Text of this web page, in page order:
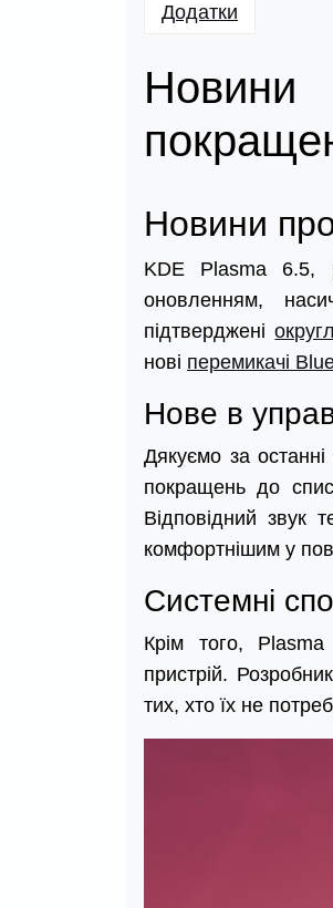
Додатки
Новини
KDE Plasma 6.5,
оновленням,
підтверджені
нові перемикачі
Нове в
Дякуємо за
покращень до
Відповідний звук
комфортнішим у
Системні
Крім того,
пристрій.
тих, хто їх не